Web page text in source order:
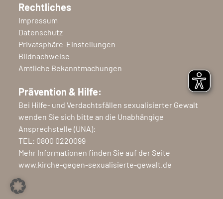
Rechtliches
Impressum
Datenschutz
Privatsphäre-Einstellungen
Bildnachweise
Amtliche Bekanntmachungen
Prävention & Hilfe:
Bei Hilfe- und Verdachtsfällen sexualisierter Gewalt
wenden Sie sich bitte an die Unabhängige
Ansprechstelle (UNA):
TEL: 0800 0220099
Mehr Informationen finden Sie auf der Seite
www.kirche-gegen-sexualisierte-gewalt.de